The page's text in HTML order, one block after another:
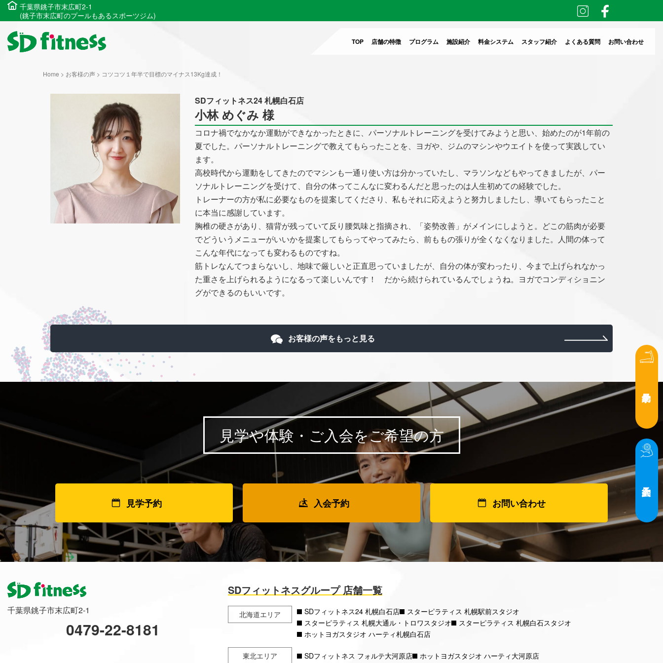
千葉県銚子市末広町2-1
(銚子市末広町のプールもあるスポーツジム)
TOP 店舗の特徴 プログラム 施設紹介 料金システム スタッフ紹介 よくある質問 お問い合わせ
Home > お客様の声 > コツコツ１年半で目標のマイナス13Kg達成！
SDフィットネス24 札幌白石店
小林 めぐみ 様
コロナ禍でなかなか運動ができなかったときに、パーソナルトレーニングを受けてみようと思い、始めたのが1年前の
夏でした。パーソナルトレーニングで教えてもらったことを、ヨガや、ジムのマシンやウエイトを使って実践してい
ます。
高校時代から運動をしてきたのでマシンも一通り使い方は分かっていたし、マラソンなどもやってきましたが、パー
ソナルトレーニングを受けて、自分の体ってこんなに変わるんだと思ったのは人生初めての経験でした。
トレーナーの方が私に必要なものを提案してくださり、私もそれに応えようと努力しましたし、導いてもらったこと
に本当に感謝しています。
胸椎の硬さがあり、猫背が残っていて反り腰気味と指摘され、「姿勢改善」がメインにしようと。どこの筋肉が必要
でどういうメニューがいいかを提案してもらってやってみたら、前ももの張りが全くなくなりました。人間の体って
こんな年代になっても変わるものですね。
筋トレなんてつまらないし、地味で厳しいと正直思っていましたが、自分の体が変わったり、今まで上げられなかっ
た重さを上げられるようになるって楽しいんです！ だから続けられているんでしょうね。ヨガでコンディショニン
グができるのもいいです。
お客様の声をもっと見る
見学や体験・ご入会をご希望の方
見学予約 入会予約 お問い合わせ
千葉県銚子市末広町2-1
0479-22-8181
SDフィットネスグループ 店舗一覧
北海道エリア SDフィットネス24 札幌白石店
スターピラティス 札幌駅前スタジオ
スターピラティス 札幌大通ル・トロワスタジオ
スターピラティス 札幌白石スタジオ
ホットヨガスタジオ ハーティ札幌白石店
東北エリア SDフィットネス フォルテ大河原店 ホットヨガスタジオ ハーティ大河原店